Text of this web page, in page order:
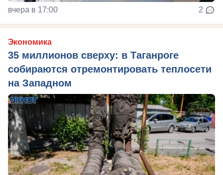
вчера в 17:00 2
Экономика
35 миллионов сверху: в Таганроге
собираются отремонтировать теплосети
на Западном